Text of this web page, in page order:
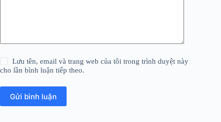
Lưu tên, email và trang web của tôi trong trình duyệt này
cho lần bình luận tiếp theo.
Gửi bình luận